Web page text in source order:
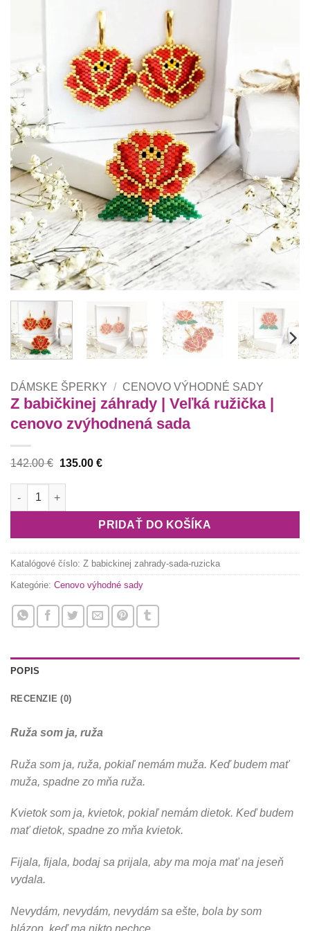
DÁMSKE ŠPERKY / CENOVO VÝHODNÉ SADY
Z babičkinej záhrady | Veľká ružička |
cenovo zvýhodnená sada
142.00€ Pôvodná
bola:
142.00 €.
135.00 €Aktuálna
množstvo Z babičkinej záhrady | Veľká ružička | cenovo
PRIDAŤ DO KOŠÍKA
Katalógové číslo: Z babickinej zahrady-sada-ruzicka
Kategórie: Cenovo výhodné sady
POPIS
RECENZIE (0)
Ruža som ja, ruža
Ruža som ja, ruža, pokiaľ nemám muža. Keď budem mať
muža, spadne zo mňa ruža.
Kvietok som ja, kvietok, pokiaľ nemám dietok. Keď budem
mať dietok, spadne zo mňa kvietok.
Fijala, fijala, bodaj sa prijala, aby ma moja mať na jeseň
vydala.
Nevydám, nevydám, nevydám sa ešte, bola by som
blázon, keď ma nikto nechce.